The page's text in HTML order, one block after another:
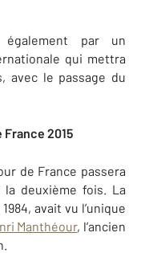
également par un
qui mettra
avec le passage du
France 2015
de France passera
la deuxième fois. La
avait vu l’unique
Manthéour, l’ancien